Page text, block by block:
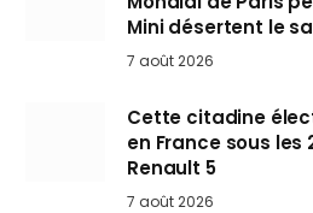
Mini désertent le
7 août 2026
Cette citadine
en France sous les
Renault 5
7 août 2026